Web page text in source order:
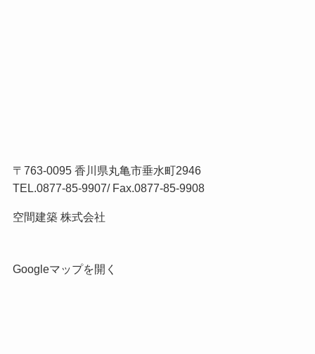
〒763-0095 香川県丸亀市垂水町2946
TEL.0877-85-9907/ Fax.0877-85-9908
空間建築 株式会社
Googleマップを開く